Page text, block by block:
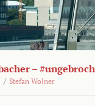
–
/ Stefan Wolner